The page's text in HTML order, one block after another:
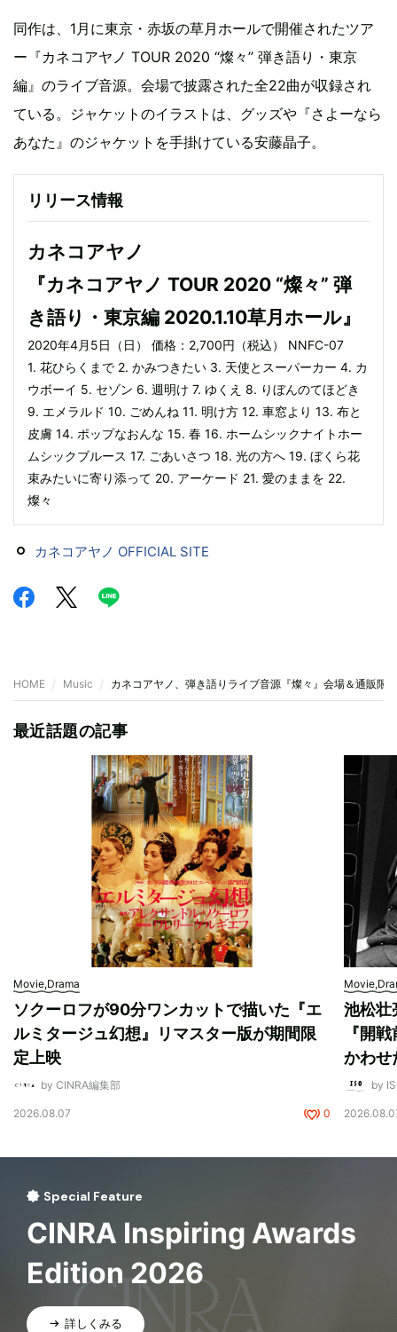
同作は、1月に東京・赤坂の草月ホールで開催されたツア
ー『カネコアヤノ TOUR 2020 “燦々” 弾き語り・東京
編』のライブ音源。会場で披露された全22曲が収録され
ている。ジャケットのイラストは、グッズや『さよーなら
あなた』のジャケットを手掛けている安藤晶子。
リリース情報
カネコアヤノ
『カネコアヤノ TOUR 2020 “燦々” 弾
き語り・東京編 2020.1.10草月ホール』
2020年4月5日（日） 価格：2,700円（税込） NNFC-07
1. 花ひらくまで 2. かみつきたい 3. 天使とスーパーカー 4. カ
ウボーイ 5. セゾン 6. 週明け 7. ゆくえ 8. りぼんのてほどき
9. エメラルド 10. ごめんね 11. 明け⽅ 12. ⾞窓より 13. 布と
⽪膚 14. ポップなおんな 15. 春 16. ホームシックナイトホー
ムシックブルース 17. ごあいさつ 18. 光の⽅へ 19. ぼくら花
束みたいに寄り添って 20. アーケード 21. 愛のままを 22.
燦々
カネコアヤノ OFFICIAL SITE
HOME Music カネコアヤノ、弾き語りライブ音源『燦々』会場＆通販限
最近話題の記事
Movie,Drama
ソクーロフが90分ワンカットで描いた『エ
ルミタージュ幻想』リマスター版が期間限
定上映
by CINRA編集部
2026.08.07 0
池松壮
『開
かわせ
by
Special Feature
CINRA Inspiring Awards
Edition 2026
詳しくみる